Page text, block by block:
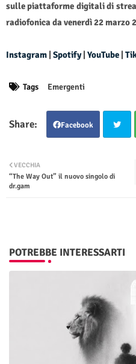
sulle piattaforme digitali di
radiofonica da venerdì 22 marzo
Instagram Spotify| YouTube
Tags Emergenti
Facebook
ter
VECCHIA
“The Way Out” il nuovo singolo di
dr.gam
POTREBBE INTERESSARTI